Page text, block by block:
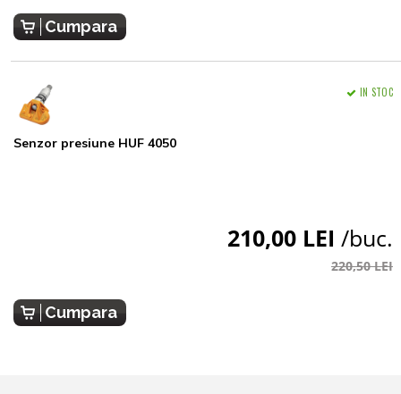
Cumpara
Senzor presiune HUF 4050
IN STOC
210,00 LEI /buc.
220,50 LEI
Cumpara